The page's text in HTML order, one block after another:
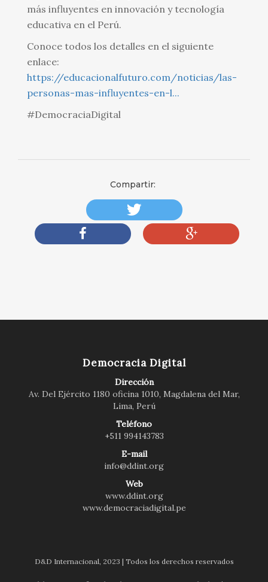
más influyentes en innovación y tecnología
educativa en el Perú.
Conoce todos los detalles en el siguiente
enlace:
https://educacionalfuturo.com/noticias/las-
personas-mas-influyentes-en-l...
#DemocraciaDigital
Compartir:
Democracia Digital
Dirección
Av. Del Ejército 1180 oficina 1010, Magdalena del Mar,
Lima, Perú
Teléfono
+511 994143783
E-mail
info@ddint.org
Web
www.ddint.org
www.democraciadigital.pe
D&D Internacional, 2023 | Todos los derechos reservados